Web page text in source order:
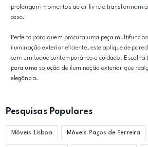
prolongam momentos ao ar livre e transformam
casa.
Perfeito para quem procura uma peça
iluminação exterior eficiente, este aplique de
com um toque contemporâneo e cuidado. Escolha
para uma solução de iluminação exterior que
elegância.
Pesquisas Populares
Móveis Lisboa Móveis Paços de Ferreira